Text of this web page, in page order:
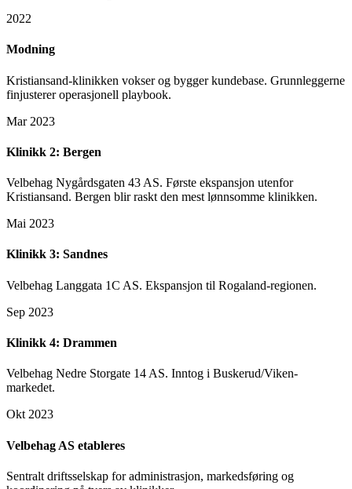
2022
Modning
Kristiansand-klinikken vokser og bygger kundebase. Grunnleggerne
finjusterer operasjonell playbook.
Mar 2023
Klinikk 2: Bergen
Velbehag Nygårdsgaten 43 AS. Første ekspansjon utenfor
Kristiansand. Bergen blir raskt den mest lønnsomme klinikken.
Mai 2023
Klinikk 3: Sandnes
Velbehag Langgata 1C AS. Ekspansjon til Rogaland-regionen.
Sep 2023
Klinikk 4: Drammen
Velbehag Nedre Storgate 14 AS. Inntog i Buskerud/Viken-
markedet.
Okt 2023
Velbehag AS etableres
Sentralt driftsselskap for administrasjon, markedsføring og